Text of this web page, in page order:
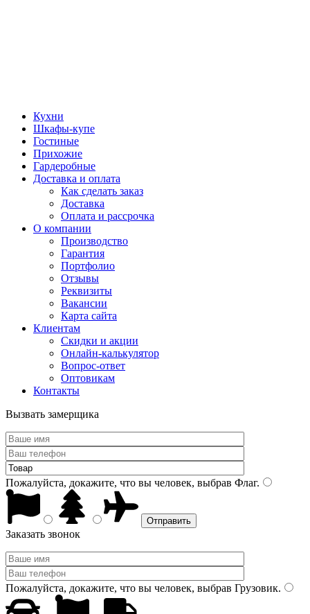
Кухни
Шкафы-купе
Гостиные
Прихожие
Гардеробные
Доставка и оплата
Как сделать заказ
Доставка
Оплата и рассрочка
О компании
Производство
Гарантия
Портфолио
Отзывы
Реквизиты
Вакансии
Карта сайта
Клиентам
Скидки и акции
Онлайн-калькулятор
Вопрос-ответ
Оптовикам
Контакты
Вызвать замерщика
Пожалуйста, докажите, что вы человек, выбрав Флаг.
Заказать звонок
Пожалуйста, докажите, что вы человек, выбрав Грузовик.